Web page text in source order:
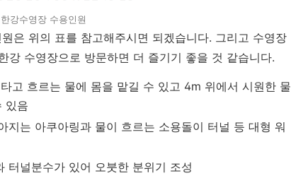
한강수영장 수용인원
은 위의 표를 참고해주시면 되겠습니다. 그리고 수영장
강 수영장으로 방문하면 더 즐기기 좋을 것 같습니다.
고 흐르는 물에 몸을 맡길 수 있고 4m 위에서 시원한 물
있음
지는 아쿠아링과 물이 흐르는 소용돌이 터널 등 대형 워
터널분수가 있어 오붓한 분위기 조성